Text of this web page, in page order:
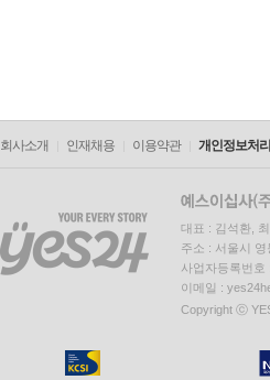
회사소개 인재채용 이용약관 개인정보처
대표 : 김석환,
주소 : 서울시
사업자등록번
이메일 :
Copyright ⓒ